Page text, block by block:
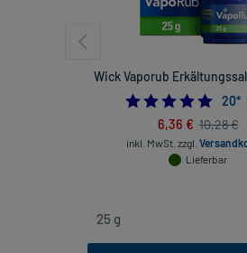
Wick Vaporub
5.0
20*
6,36 € 10,28 €
inkl. MwSt. zzgl.
Lieferbar